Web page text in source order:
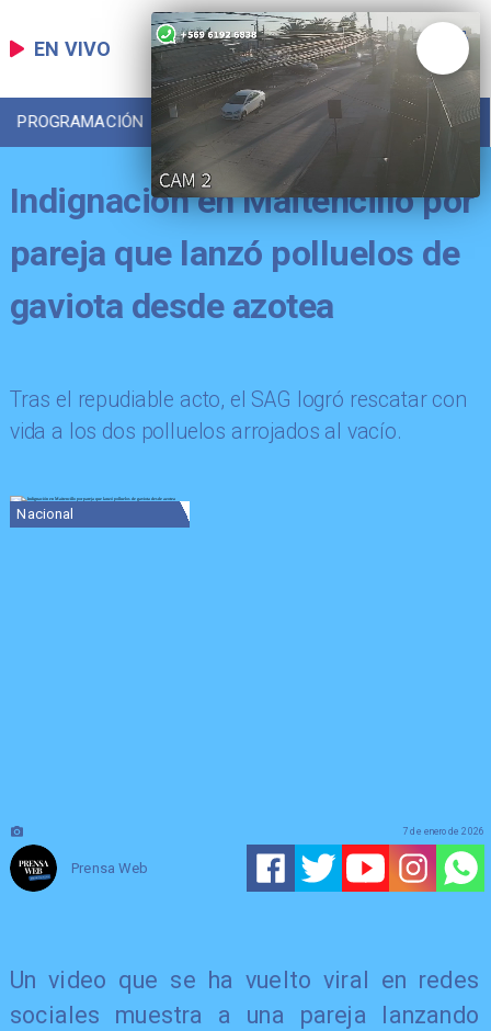
EN VIVO
PROGRAMACIÓN LOCAL DEPORTES
Indignación en Maitencillo por
pareja que lanzó polluelos de
gaviota desde azotea
Tras el repudiable acto, el SAG logró rescatar con
vida a los dos polluelos arrojados al vacío.
Nacional
Prensa Web
7 de enero de 2026
Un video que se ha vuelto viral en redes
sociales muestra a una pareja lanzando